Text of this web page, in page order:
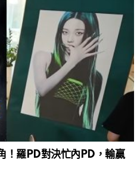
！羅PD對決忙內PD，輸贏